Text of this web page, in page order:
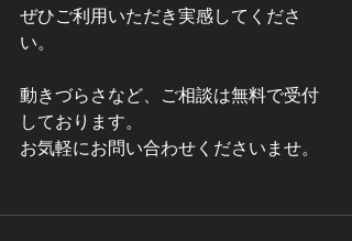
ぜひご利用いただき実感してくださ
い。
動きづらさなど、ご相談は無料で受付
しております。
お気軽にお問い合わせくださいませ。